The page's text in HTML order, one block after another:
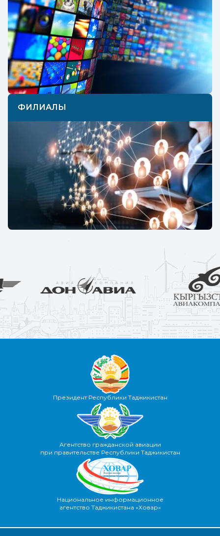
ФИЛИАЛЫ
Президент Республики Таджикистан
Агентство гражданской авиации
при правительстве Республики Таджикистан
Национальное информационное
агентство Таджикистана «Ховар»